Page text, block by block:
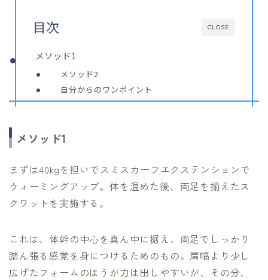
CLOSE
目次
メソッド1
メソッド2
自分からのワンポイント
メソッド1
まずは40kgを担いでスミスカーフエクステンションで
ウォーミングアップ。体を温めた後、両足を揃えたス
クワットを実施する。
これは、体幹の中心を真ん中に据え、両足でしっかり
踏ん張る感覚を身につけるためのもの。肩幅より少し
広げたフォームのほうが力は出しやすいが、その分、